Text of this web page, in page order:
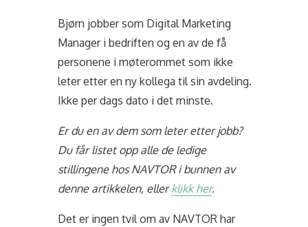
Bjørn jobber som Digital Marketing
Manager i bedriften og en av de få
personene i møterommet som ikke
leter etter en ny kollega til sin avdeling.
Ikke per dags dato i det minste.
Er du en av dem som leter etter jobb?
Du får listet opp alle de ledige
stillingene hos NAVTOR i bunnen av
denne artikkelen, ellerklikk her.
Det er ingen tvil om av NAVTOR har